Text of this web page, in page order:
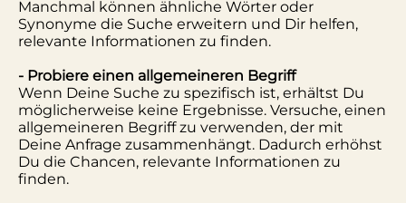
Manchmal können ähnliche Wörter oder
Synonyme die Suche erweitern und Dir helfen,
relevante Informationen zu finden.
- Probiere einen allgemeineren Begriff
Wenn Deine Suche zu spezifisch ist, erhältst Du
möglicherweise keine Ergebnisse. Versuche, einen
allgemeineren Begriff zu verwenden, der mit
Deine Anfrage zusammenhängt. Dadurch erhöhst
Du die Chancen, relevante Informationen zu
finden.